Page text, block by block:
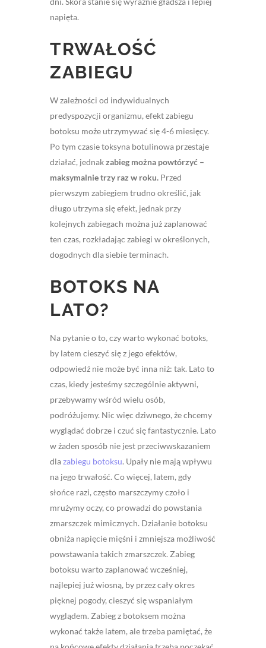
napięta.
TRWAŁOŚĆ
ZABIEGU
W zależności od indywidualnych
predyspozycji organizmu, efekt zabiegu
botoksu może utrzymywać się 4-6 miesięcy.
Po tym czasie toksyna botulinowa przestaje
działać, jednakzabieg można powtórzyć –
maksymalnie trzy raz w roku. Przed
pierwszym zabiegiem trudno określić, jak
długo utrzyma się efekt, jednak przy
kolejnych zabiegach można już zaplanować
ten czas, rozkładając zabiegi w określonych,
dogodnych dla siebie terminach.
BOTOKS NA
LATO?
Na pytanie o to, czy warto wykonać botoks,
by latem cieszyć się z jego efektów,
odpowiedź nie może być inna niż: tak. Lato to
czas, kiedy jesteśmy szczególnie aktywni,
przebywamy wśród wielu osób,
podróżujemy. Nic więc dziwnego, że chcemy
wyglądać dobrze i czuć się fantastycznie. Lato
w żaden sposób nie jest przeciwwskazaniem
dlazabiegu botoksu. Upały nie mają wpływu
na jego trwałość. Co więcej, latem, gdy
słońce razi, często marszczymy czoło i
mrużymy oczy, co prowadzi do powstania
zmarszczek mimicznych. Działanie botoksu
obniża napięcie mięśni i zmniejsza możliwość
powstawania takich zmarszczek. Zabieg
botoksu warto zaplanować wcześniej,
najlepiej już wiosną, by przez cały okres
pięknej pogody, cieszyć się wspaniałym
wyglądem. Zabieg z botoksem można
wykonać także latem, ale trzeba pamiętać, że